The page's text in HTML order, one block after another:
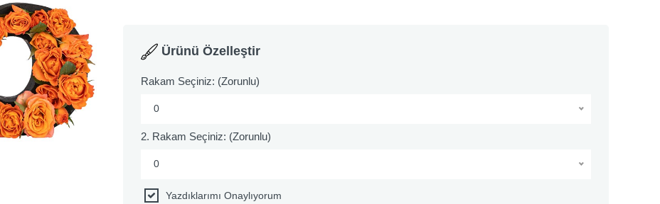
Ürünü Özelleştir
Rakam Seçiniz: (Zorunlu)
0
2. Rakam Seçiniz: (Zorunlu)
0
Yazdıklarımı Onaylıyorum